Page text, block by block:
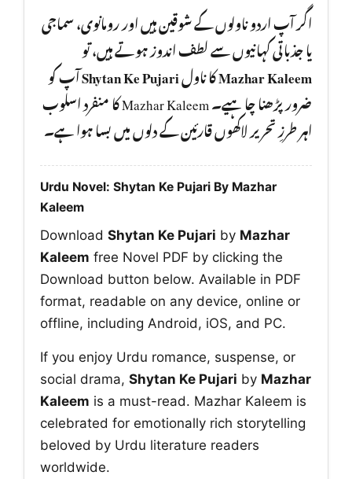
اگر آپ اردو ناولوں کے شوقین ہیں اور رومانوی، سماجی
یا جذباتی کہانیوں سے لطف اندوز ہوتے ہیں، تو
Mazhar Kaleemکا ناولShytan Ke Pujariآپ کو
ضرور پڑھنا چا ہیے۔ Mazhar Kaleem کا منفرد اسلوب
اہر طرزِ تحریر لاکھوں قارئین کے دلوں میں بسا ہوا ہے۔
Urdu Novel: Shytan Ke Pujari By Mazhar
Kaleem
Download Shytan Ke Pujari by Mazhar
Kaleem free Novel PDF by clicking the
Download button below. Available in PDF
format, readable on any device, online or
offline, including Android, iOS, and PC.
If you enjoy Urdu romance, suspense, or
social drama, Shytan Ke Pujari by Mazhar
Kaleem is a must-read. Mazhar Kaleem is
celebrated for emotionally rich storytelling
beloved by Urdu literature readers
worldwide.